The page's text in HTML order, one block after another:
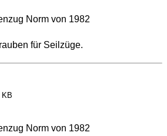
Norm von 1982
für Seilzüge.
KB
Norm von 1982